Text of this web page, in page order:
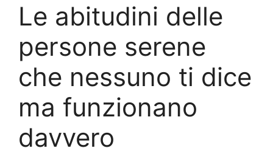
Le abitudini delle
persone serene
che nessuno ti dice
ma funzionano
davvero